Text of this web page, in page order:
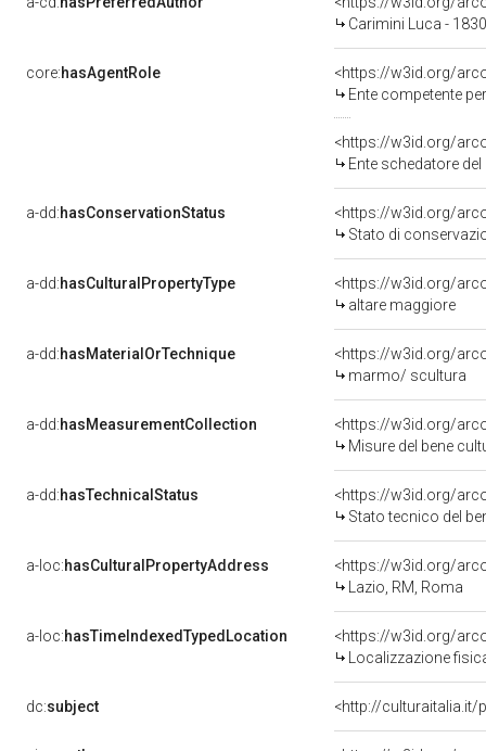
Carimini Luca -
core:hasAgentRole
<https://w3id.org/
Ente competente per
<https://w3id.org/
Ente schedatore
a-dd:hasConservationStatus
<https://w3id.org/
Stato di
a-dd:hasCulturalPropertyType
<https://w3id.org/
altare maggiore
a-dd:hasMaterialOrTechnique
<https://w3id.org/
marmo/ scultura
a-dd:hasMeasurementCollection
<https://w3id.org/
Misure del bene
a-dd:hasTechnicalStatus
<https://w3id.org/
Stato tecnico del
a-loc:hasCulturalPropertyAddress
<https://w3id.org/
Lazio, RM, Roma
a-loc:hasTimeIndexedTypedLocation
<https://w3id.org/
Localizzazione
dc:subject <http://culturaitalia.it/